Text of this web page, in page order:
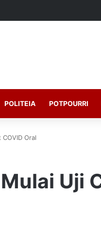
POLITEIA POTPOURRI
Oral
Uji